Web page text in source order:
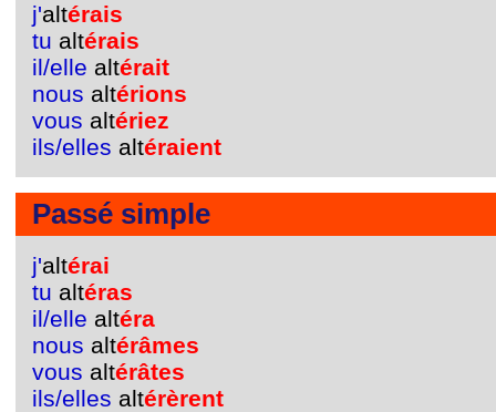
j'altérais
tu altérais
il/elle altérait
nous altérions
vous altériez
ils/elles altéraient
Passé simple
j'altérai
tu altéras
il/elle altéra
nous altérâmes
vous altérâtes
ils/elles altérèrent